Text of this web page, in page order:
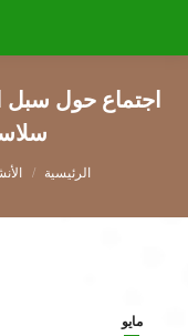
اجتماع حول سبل
You are here:
مايو